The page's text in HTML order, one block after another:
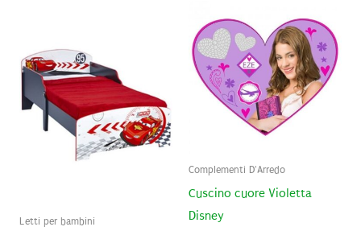
Letti per bambini
Complementi D'Arredo
Cuscino cuore Violetta
Disney